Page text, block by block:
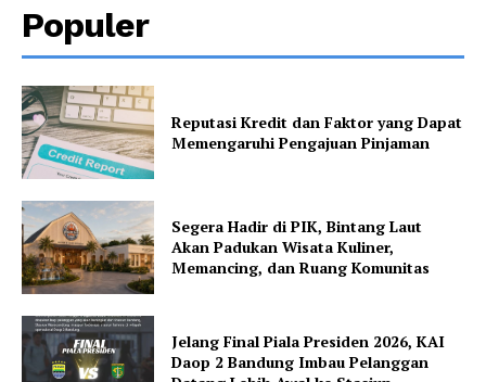
Populer
Reputasi Kredit dan Faktor yang Dapat
Memengaruhi Pengajuan Pinjaman
Segera Hadir di PIK, Bintang Laut
Akan Padukan Wisata Kuliner,
Memancing, dan Ruang Komunitas
Jelang Final Piala Presiden 2026, KAI
Daop 2 Bandung Imbau Pelanggan